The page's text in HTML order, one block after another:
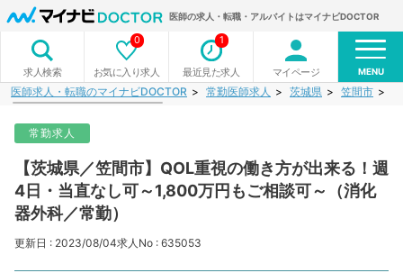
医師の求人・転職・アルバイトはマイナビDOCTOR
求人検索 お気に入り求人
0
最近見た求人
1
マイページ MENU
医師求人・転職のマイナビDOCTOR 常勤医師求人 茨城県 笠間市
常勤求人
【茨城県／笠間市】QOL重視の働き方が出来る！週
4日・当直なし可～1,800万円もご相談可～（消化
器外科／常勤）
更新日 : 2023/08/04求人No : 635053